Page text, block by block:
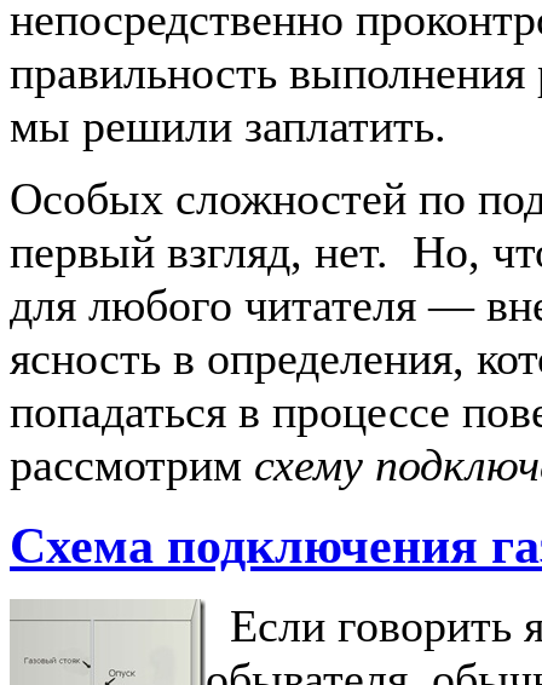
непосредственно
правильность
мы решили заплатить.
Особых сложностей по
первый взгляд, нет. Но,
для любого читателя —
ясность в определения,
попадаться в процессе
рассмотрим схему
Схема подключения
Если говорить